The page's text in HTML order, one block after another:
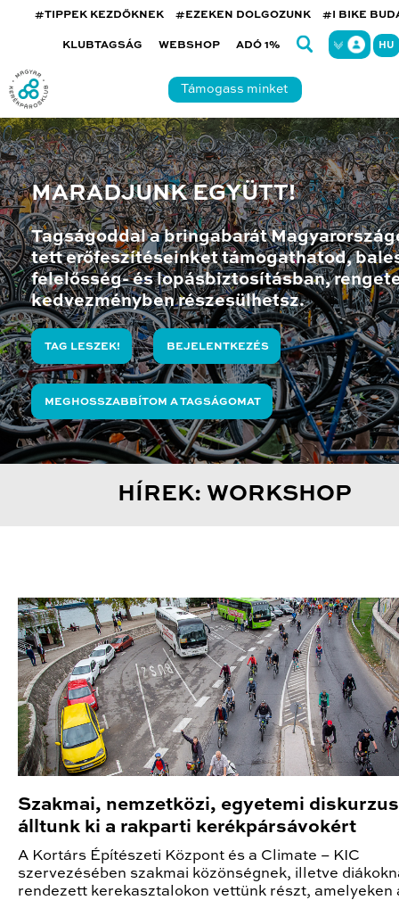
#TIPPEK KEZDŐKNEK #EZEKEN DOLGOZUNK #I BIKE
KLUBTAGSÁG WEBSHOP ADÓ 1% HU
Támogass minket
MARADJUNK EGYÜTT!
Tagságoddal a bringabarát
tett erőfeszítéseinket támogathatod,
felelősség- és lopásbiztosításban,
kedvezményben részesülhetsz.
TAG LESZEK! BEJELENTKEZÉS
MEGHOSSZABBÍTOM A TAGSÁGOMAT
HÍREK: WORKSHOP
Szakmai, nemzetközi, egyetemi
álltunk ki a rakparti kerékpársávokért
A Kortárs Építészeti Központ és a Climate – KIC
szervezésében szakmai közönségnek, illetve
rendezett kerekasztalokon vettünk részt, amelyeken